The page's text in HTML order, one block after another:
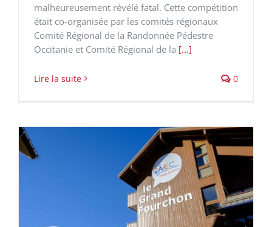
malheureusement révélé fatal. Cette compétition
était co-organisée par les comités régionaux
Comité Régional de la Randonnée Pédestre
Occitanie et Comité Régional de la [...]
Lire la suite 0